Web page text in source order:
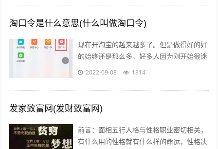
淘口令是什么意思(什么叫做淘口令)
现在开淘宝的越来越多了。但是做得好的好
的始终还是那么多，好多人因为刚开始很迷
茫，不知道怎么做，或者做到一半发现没有
2022-09-08 1814
发家致富网(发财致富网)
前言：面相五行人格与性格职业密切相关，
有什么用的性格就有什么样的命运，性格决